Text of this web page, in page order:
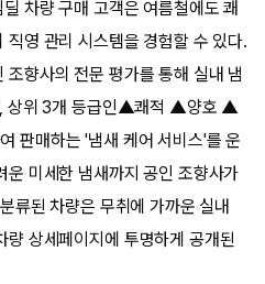
차량 구매 고객은 여름철에도 쾌
영 관리 시스템을 경험할 수 있다.
향사의 전문 평가를 통해 실내 냄
, 상위 3개 등급인▲쾌적 ▲양호 ▲
판매하는 '냄새 케어 서비스'를 운
운 미세한 냄새까지 공인 조향사가
류된 차량은 무취에 가까운 실내
량 상세페이지에 투명하게 공개된